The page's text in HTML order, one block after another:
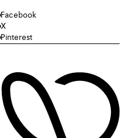
Facebook
X
Pinterest